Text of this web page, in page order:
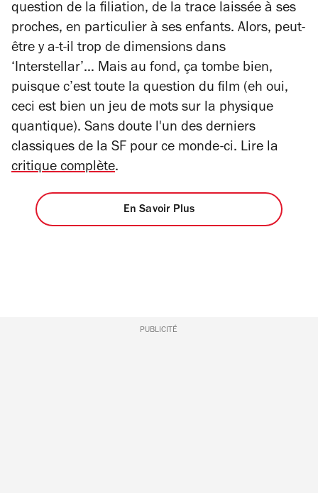
question de la filiation, de la trace laissée à ses
proches, en particulier à ses enfants. Alors, peut-
être y a-t-il trop de dimensions dans
‘Interstellar’… Mais au fond, ça tombe bien,
puisque c’est toute la question du film (eh oui,
ceci est bien un jeu de mots sur la physique
quantique). Sans doute l'un des derniers
classiques de la SF pour ce monde-ci. Lire la
critique complète.
En Savoir Plus
PUBLICITÉ